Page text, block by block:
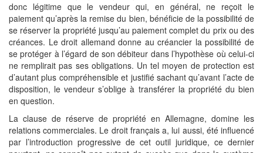
donc légitime que le vendeur qui, en général, ne reçoit le
paiement qu’après la remise du bien, bénéficie de la possibilité de
se réserver la propriété jusqu’au paiement complet du prix ou des
créances. Le droit allemand donne au créancier la possibilité de
se protéger à l’égard de son débiteur dans l’hypothèse où celui-ci
ne remplirait pas ses obligations. Un tel moyen de protection est
d’autant plus compréhensible et justifié sachant qu’avant l’acte de
disposition, le vendeur s’oblige à transférer la propriété du bien
en question.
La clause de réserve de propriété en Allemagne, domine les
relations commerciales. Le droit français a, lui aussi, été influencé
par l’introduction progressive de cet outil juridique, ce dernier